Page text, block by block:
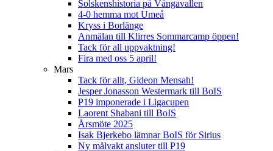
Solskenshistoria på Vångavallen
4-0 hemma mot Umeå
Kryss i Borlänge
Anmälan till Klirres Sommarcamp öppen!
Tack för all uppvaktning!
Fira med oss 5 april!
Mars
Tack för allt, Gideon Mensah!
Jesper Jonasson Westermark till BoIS
P19 imponerade i Ligacupen
Laorent Shabani till BoIS
Årsmöte 2025
Isak Bjerkebo lämnar BoIS för Sirius
Ny målvakt ansluter till P19